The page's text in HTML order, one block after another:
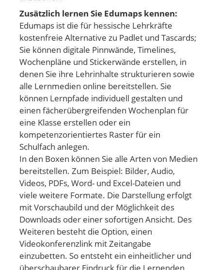
Zusätzlich lernen Sie Edumaps kennen:
Edumaps ist die für hessische Lehrkräfte
kostenfreie Alternative zu Padlet und Tascards;
Sie können digitale Pinnwände, Timelines,
Wochenpläne und Stickerwände erstellen, in
denen Sie ihre Lehrinhalte strukturieren sowie
alle Lernmedien online bereitstellen. Sie
können Lernpfade individuell gestalten und
einen fächerübergreifenden Wochenplan für
eine Klasse erstellen oder ein
kompetenzorientiertes Raster für ein
Schulfach anlegen.
In den Boxen können Sie alle Arten von Medien
bereitstellen. Zum Beispiel: Bilder, Audio,
Videos, PDFs, Word- und Excel-Dateien und
viele weitere Formate. Die Darstellung erfolgt
mit Vorschaubild und der Möglichkeit des
Downloads oder einer sofortigen Ansicht. Des
Weiteren besteht die Option, einen
Videokonferenzlink mit Zeitangabe
einzubetten. So entsteht ein einheitlicher und
überschaubarer Eindruck für die Lernenden